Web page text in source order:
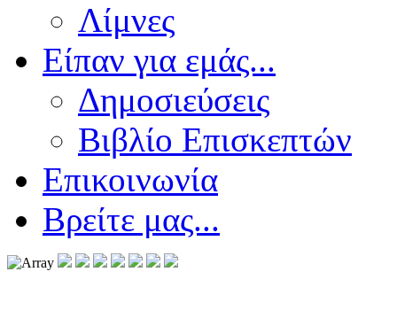
Λίμνες
Είπαν για εμάς...
Δημοσιεύσεις
Βιβλίο Επισκεπτών
Επικοινωνία
Βρείτε μας...